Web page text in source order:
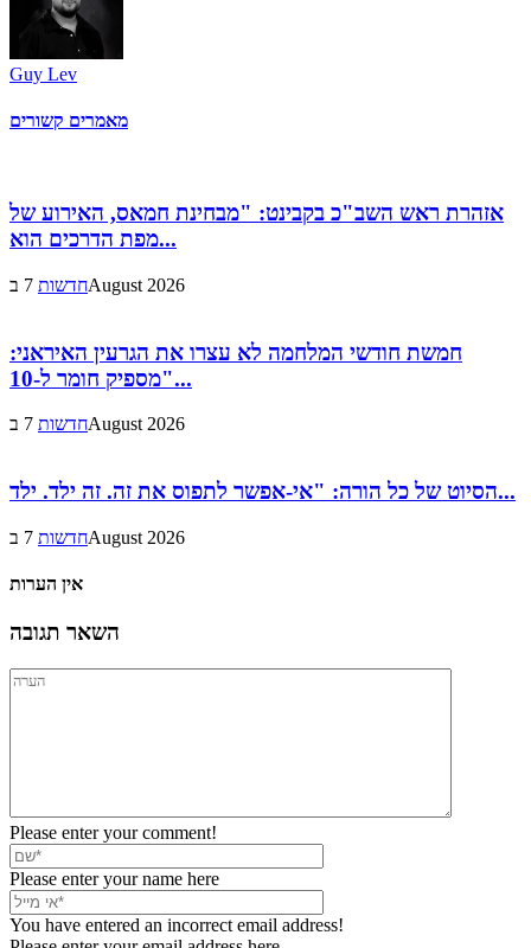
Guy Lev
מאמרים קשורים
אזהרת ראש השב"כ בקבינט: "מבחינת חמאס, האירוע של
מפת הדרכים הוא...
חדשות7 בAugust 2026
חמשת חודשי המלחמה לא עצרו את הגרעין האיראני:
"מספיק חומר ל-10...
חדשות7 בAugust 2026
הסיוט של כל הורה: "אי-אפשר לתפוס את זה. זה ילד. ילד...
חדשות7 בAugust 2026
אין הערות
השאר תגובה
Please enter your comment!
Please enter your name here
You have entered an incorrect email address!